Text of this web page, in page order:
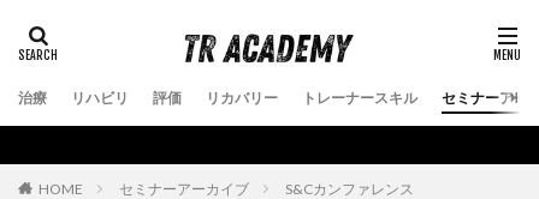
治療 リハビリ 評価 リカバリー トレーナースキル セミナーアー
HOME セミナーアーカイブ S&Cカンファレンス